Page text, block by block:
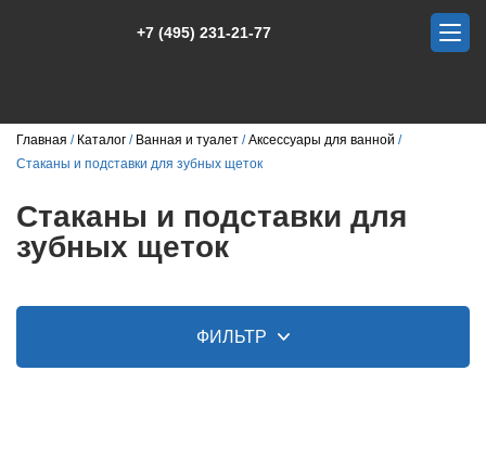
+7 (495) 231-21-77
Главная Каталог Ванная и туалет
Аксессуары для ванной
Стаканы и подставки для зубных щеток
Стаканы и подставки для
зубных щеток
ФИЛЬТР